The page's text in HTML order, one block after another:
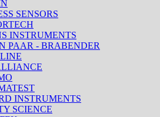
SENSORS
INSTRUMENTS
PAAR - BRABENDER
INSTRUMENTS
SCIENCE